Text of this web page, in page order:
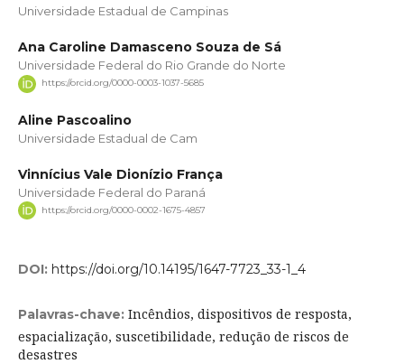
Universidade Estadual de Campinas
Ana Caroline Damasceno Souza de Sá
Universidade Federal do Rio Grande do Norte
https://orcid.org/0000-0003-1037-5685
Aline Pascoalino
Universidade Estadual de Cam
Vinnícius Vale Dionízio França
Universidade Federal do Paraná
https://orcid.org/0000-0002-1675-4857
DOI: https://doi.org/10.14195/1647-7723_33-1_4
Palavras-chave: Incêndios, dispositivos de resposta,
espacialização, suscetibilidade, redução de riscos de
desastres